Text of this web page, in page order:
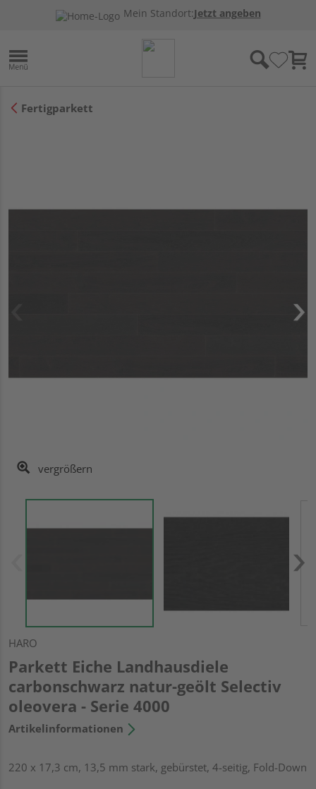
Mein Standort:Jetzt angeben
Fertigparkett
vergrößern
HARO
Parkett Eiche Landhausdiele
carbonschwarz natur-geölt Selectiv
oleovera - Serie 4000
Artikelinformationen
220 x 17,3 cm, 13,5 mm stark, gebürstet, 4-seitig, Fold-Down